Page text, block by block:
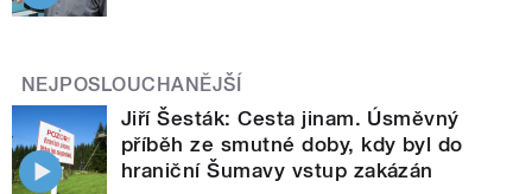
NEJPOSLOUCHANĚJŠÍ
Jiří Šesták: Cesta jinam. Úsměvný
příběh ze smutné doby, kdy byl do
hraniční Šumavy vstup zakázán